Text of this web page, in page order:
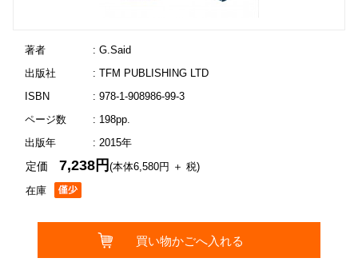
著者
: G.Said
出版社
: TFM PUBLISHING LTD
ISBN
: 978-1-908986-99-3
ページ数
: 198pp.
出版年
: 2015年
在庫
定価7,238円(本体6,580円 ＋ 税)